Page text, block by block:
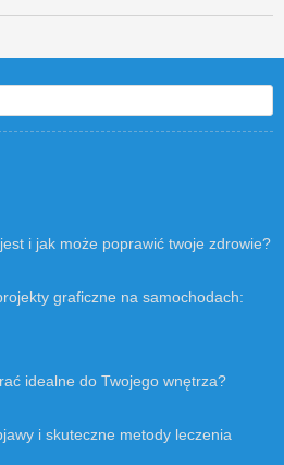
i jak może poprawić twoje zdrowie?
graficzne na samochodach:
idealne do Twojego wnętrza?
i skuteczne metody leczenia